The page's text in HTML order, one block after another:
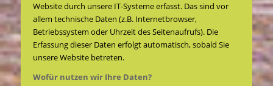
Website durch unsere IT-Systeme erfasst. Das sind vor
allem technische Daten (z.B. Internetbrowser,
Betriebssystem oder Uhrzeit des Seitenaufrufs). Die
Erfassung dieser Daten erfolgt automatisch, sobald Sie
unsere Website betreten.
Wofür nutzen wir Ihre Daten?